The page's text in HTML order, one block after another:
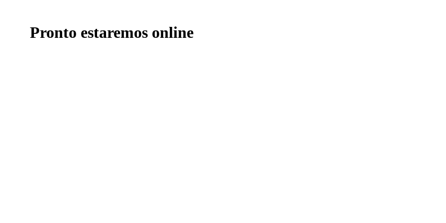
Pronto estaremos online